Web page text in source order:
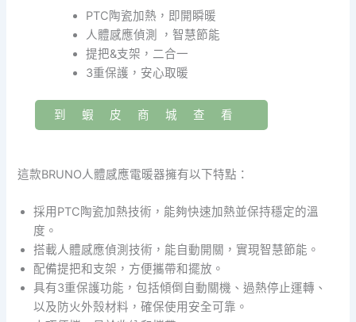
PTC陶瓷加熱，即開瞬暖
人體感應偵測 ，智慧節能
提把&支架，二合一
3重保護，安心取暖
到蝦皮商城查看
這款BRUNO人體感應電暖器擁有以下特點：
採用PTC陶瓷加熱技術，能夠快速加熱並保持穩定的溫
度。
搭載人體感應偵測技術，能自動開關，實現智慧節能。
配備提把和支架，方便攜帶和擺放。
具有3重保護功能，包括傾倒自動關機、過熱停止運轉、
以及防火外殼材料，確保使用安全可靠。